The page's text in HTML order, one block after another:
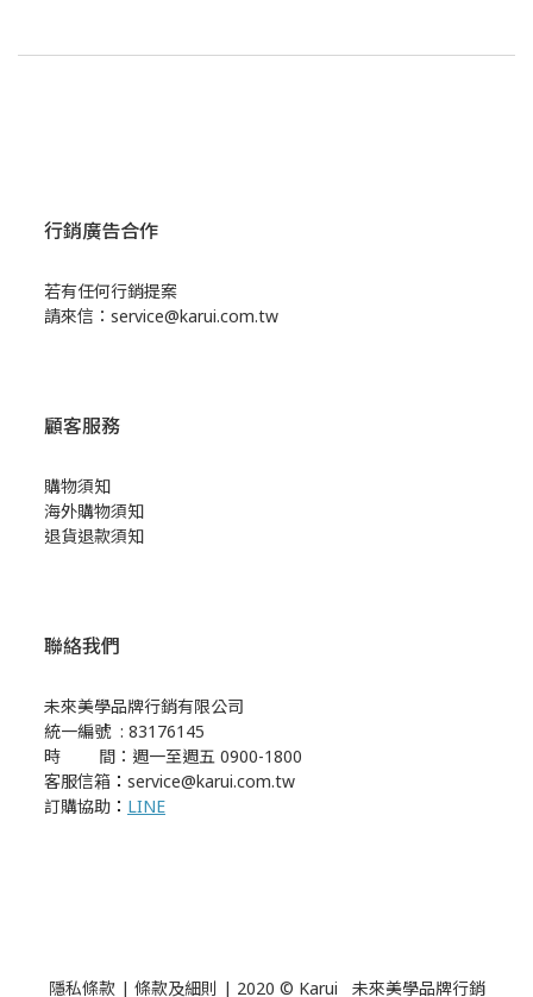
行銷廣告合作
若有任何行銷提案
請來信：service@karui.com.tw
顧客服務
購物須知
海外購物須知
退貨退款須知
聯絡我們
未來美學品牌行銷有限公司
統一編號 : 83176145
時 間：週一至週五 0900-1800
客服信箱 ： service@karui.com.tw
訂購協助 ： LINE
隱私條款 | 條款及細則 | 2020 © Karui 未來美學品牌行銷